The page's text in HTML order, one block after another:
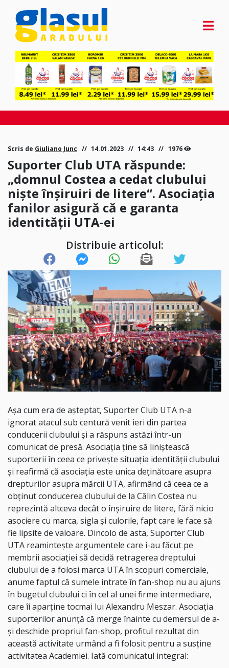
Scris de Giuliano Junc 14.01.2023 14:43 1976
Suporter Club UTA răspunde:
„domnul Costea a cedat clubului
niște înșiruiri de litere“. Asociația
fanilor asigură că e garanta
identității UTA-ei
Distribuie articolul:
Așa cum era de așteptat, Suporter Club UTA n-a
ignorat atacul sub centură venit ieri din partea
conducerii clubului și a răspuns astăzi într-un
comunicat de presă. Asociația ține să liniștească
suporterii în ceea ce privește situația identității clubului
și reafirmă că asociația este unica deținătoare asupra
drepturilor asupra mărcii UTA, afirmând că ceea ce a
obținut conducerea clubului de la Călin Costea nu
reprezintă altceva decât o înșiruire de litere, fără nicio
asociere cu marca, sigla și culorile, fapt care le face să
fie lipsite de valoare. Dincolo de asta, Suporter Club
UTA reamintește argumentele care i-au făcut pe
membrii asociației să decidă retragerea dreptului
clubului de a folosi marca UTA în scopuri comerciale,
anume faptul că sumele intrate în fan-shop nu au ajuns
în bugetul clubului ci în cel al unei firme intermediare,
care îi aparține tocmai lui Alexandru Meszar. Asociația
suporterilor anunță că merge înainte cu demersul de a-
și deschide propriul fan-shop, profitul rezultat din
această activitate urmând a fi folosit pentru a susține
activitatea Academiei. Iată comunicatul integral: